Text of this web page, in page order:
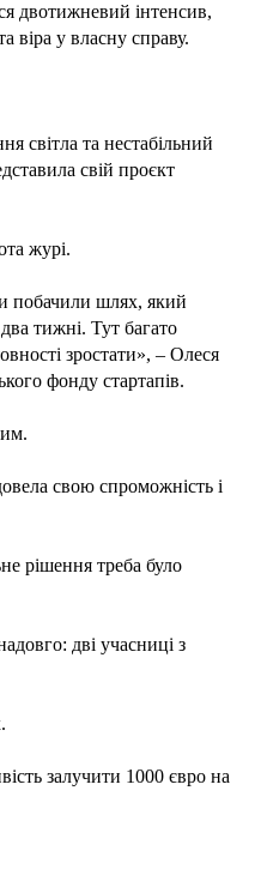
двотижневий інтенсив,
віра у власну справу.
світла та нестабільний
свій проєкт
журі.
побачили шлях, який
тижні. Тут багато
зростати», – Олеся
фонду стартапів.
свою спроможність і
рішення треба було
дві учасниці з
залучити 1000 євро на